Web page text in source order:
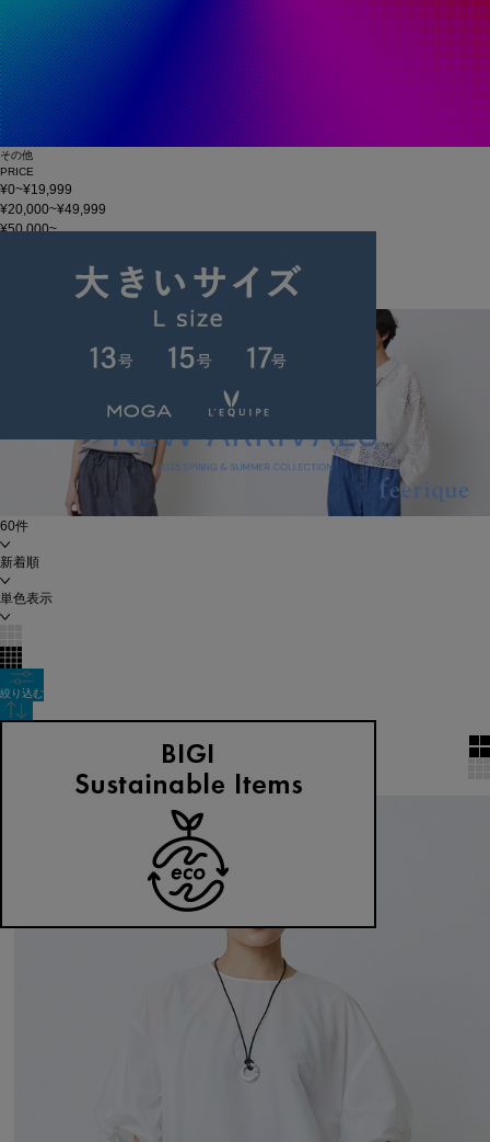
その他
PRICE
¥0~¥19,999
¥20,000~¥49,999
¥50,000~
在庫なしを含む
この条件で検索
feerique May New Arrivals
60件
新着順
単色表示
絞り込む
表示順
2BUY10%OFF